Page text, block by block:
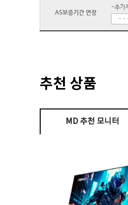
AS보증기간 연장
-추가
추천 상품
MD 추천 모니터